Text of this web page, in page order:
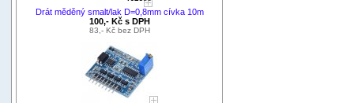
Drát měděný smalt/lak D=0,8mm cívka 10m
100,- Kč s DPH
83,- Kč bez DPH